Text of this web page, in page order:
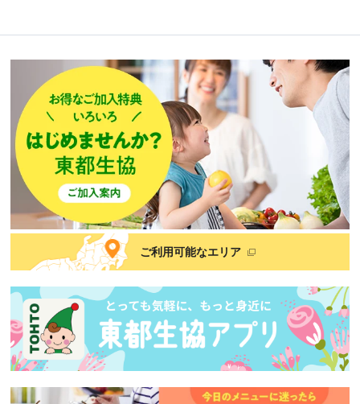
ご利用可能なエリア